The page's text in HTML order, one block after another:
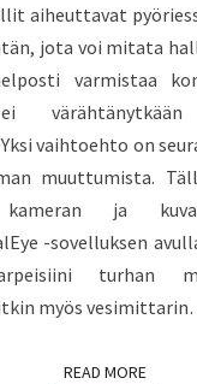
aiheuttavat
jota voi mitata
varmistaa
värähtänytkään
Yksi vaihtoehto on
muuttumista.
ja
-sovelluksen
turhan
myös
READ MOREREAD